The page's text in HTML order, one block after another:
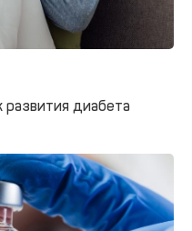
развития диабета